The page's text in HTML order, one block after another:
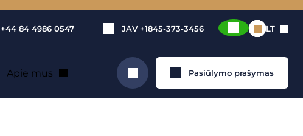
+44 84 4986 0547 JAV +1845-373-3456 LT
Apie mus Ieškoti Pasiūlymo prašymas